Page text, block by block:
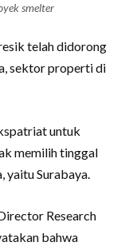
smelter
telah didorong
sektor properti di
untuk
memilih tinggal
yaitu Surabaya.
Research
bahwa